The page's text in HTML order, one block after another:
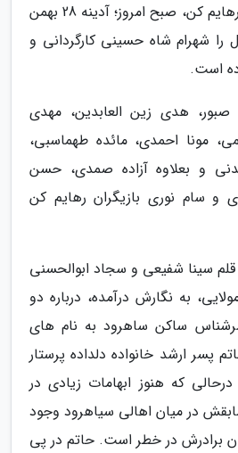
اولین قسمت از سریال رهایم کن، صبح امروز؛ آدینه 28 بهمن
شهرام شاه حسینی کارگردانی و
است.
هدی زین العابدین، مهدی
مونا احمدی، مائده طهماسبی،
و بعلاوه آزاده صمدی، حسن
و سام نوری بازیگران رهایم کن
سینا شفیعی و سجاد ابوالحسنی
به نگارش درآمده، درباره دو
ساکن ساهرود به نام های
ارشد خانواده دلداده پرستار
که هنوز ابهامات زیادی در
در میان اهالی سیاهرود وجود
برادرش در خطر است. حاتم در پی